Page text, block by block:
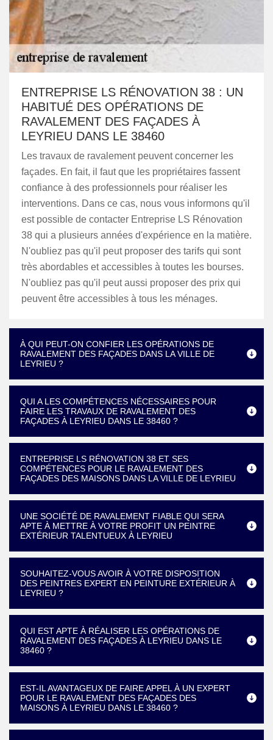
ENTREPRISE LS RÉNOVATION 38 : UN
HABITUÉ DES OPÉRATIONS DE
RAVALEMENT DES FAÇADES À
LEYRIEU DANS LE 38460
Les travaux de ravalement peuvent concerner les
façades. En fait, il faut que les propriétaires fassent
confiance à des professionnels pour réaliser les
interventions. Dans ce cas, nous vous informons qu'il
est possible de contacter Entreprise LS Rénovation
38 qui a plusieurs années d'expérience en la matière.
N'oubliez pas qu'il peut proposer des tarifs qui sont
très abordables et accessibles à toutes les bourses.
N'oubliez pas qu'il peut aussi proposer des prix qui
peuvent être accessibles à tous les ménages.
À QUI PEUT-ON CONFIER LES OPÉRATIONS DE
RAVALEMENT DES FAÇADES DANS LA VILLE DE
LEYRIEU ?
QUI A LES COMPÉTENCES NÉCESSAIRES POUR
FAIRE LES TRAVAUX DE RAVALEMENT DES
FAÇADES À LEYRIEU DANS LE 38460 ?
ENTREPRISE LS RÉNOVATION 38 ET SES
COMPÉTENCES POUR LE RAVALEMENT DES
FAÇADES DES MAISONS DANS LA VILLE DE LEYRIEU
UNE SOCIÉTÉ DE RAVALEMENT FIABLE QUI SERA
APTE À METTRE À VOTRE PROFIT UN PEINTRE
EXTÉRIEUR TALENTUEUX À LEYRIEU
SOUHAITEZ-VOUS AVOIR À VOTRE DISPOSITION
DES PEINTRES EXPERT EN PEINTURE EXTÉRIEUR À
LEYRIEU ?
QUI EST APTE À RÉALISER LES OPÉRATIONS DE
RAVALEMENT DES FAÇADES À LEYRIEU DANS LE
38460 ?
EST-IL AVANTAGEUX DE FAIRE APPEL À UN EXPERT
POUR LE RAVALEMENT DES FAÇADES DES
MAISONS À LEYRIEU DANS LE 38460 ?